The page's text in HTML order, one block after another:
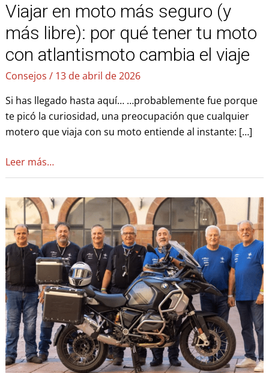
Viajar en moto más seguro (y
más libre): por qué tener tu moto
con atlantismoto cambia el viaje
Consejos / 13 de abril de 2026
Si has llegado hasta aquí… …probablemente fue porque
te picó la curiosidad, una preocupación que cualquier
motero que viaja con su moto entiende al instante: […]
qué
tener
moto
con
atlantismoto
cambia
Leer más…
Solidarity
–
Ruta
Solidaria
(VIII
Edición)